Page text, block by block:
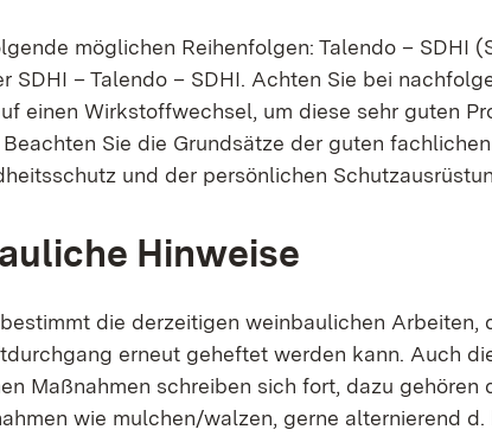
möglichen Reihenfolgen: Talendo – SDHI
SDHI – Talendo – SDHI. Achten Sie bei
einen Wirkstoffwechsel, um diese sehr guten
Sie die Grundsätze der guten
und der persönlichen
Hinweise
die derzeitigen weinbaulichen Arbeiten,
erneut geheftet werden kann. Auch
Maßnahmen schreiben sich fort, dazu gehören
wie mulchen/walzen, gerne alternierend d.